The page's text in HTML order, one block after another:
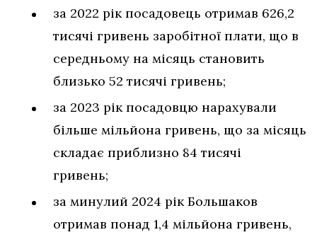
за 2022 рік посадовець отримав 626,2
тисячі гривень заробітної плати, що в
середньому на місяць становить
близько 52 тисячі гривень;
за 2023 рік посадовцю нарахували
більше мільйона гривень, що за місяць
складає приблизно 84 тисячі
гривень;
за минулий 2024 рік Большаков
отримав понад 1,4 мільйона гривень,